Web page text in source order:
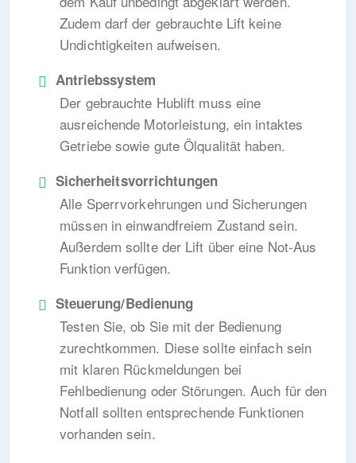
Zudem darf der gebrauchte Lift keine
Undichtigkeiten aufweisen.
Antriebssystem
Der gebrauchte Hublift muss eine
ausreichende Motorleistung, ein intaktes
Getriebe sowie gute Ölqualität haben.
Sicherheitsvorrichtungen
Alle Sperrvorkehrungen und Sicherungen
müssen in einwandfreiem Zustand sein.
Außerdem sollte der Lift über eine Not-Aus
Funktion verfügen.
Steuerung/Bedienung
Testen Sie, ob Sie mit der Bedienung
zurechtkommen. Diese sollte einfach sein
mit klaren Rückmeldungen bei
Fehlbedienung oder Störungen. Auch für den
Notfall sollten entsprechende Funktionen
vorhanden sein.